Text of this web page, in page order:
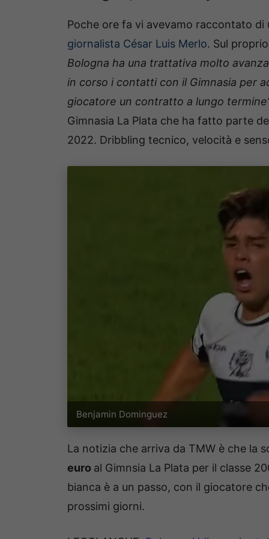
Poche ore fa vi avevamo raccontato di
giornalista César Luis Merlo. Sul
Bologna ha una trattativa molto
in corso i contatti con il Gimnasia per
giocatore un contratto a lungo
Gimnasia La Plata che ha fatto parte
2022. Dribbling tecnico, velocità e
Benjamin Dominguez
La notizia che arriva da TMW è che la
euro al Gimnsia La Plata per il classe
bianca è a un passo, con il giocatore
prossimi giorni.